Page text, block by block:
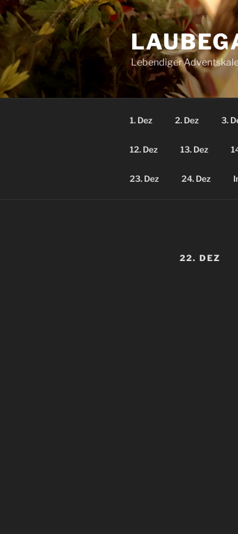
Zum
Inhalt
springen
Lebendiger
1. Dez 2. Dez 3.
12. Dez 13. Dez
23. Dez 24. Dez
22. DEZ